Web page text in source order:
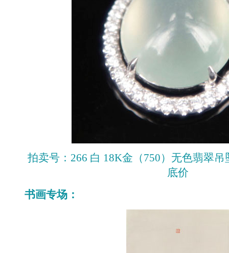
拍卖号：266 白 18K金（750）无色翡翠吊
底价
书画专场：